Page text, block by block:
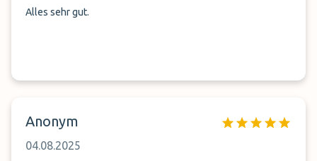
Alles sehr gut.
Anonym
04.08.2025